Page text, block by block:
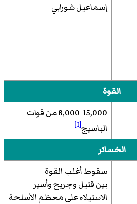
إسماعيل شورابي
القوة
8,000-15,000 من قوات
الباسيج[1]
الخسائر
سقوط أغلب القوة
بين قتيل وجريح وأسير
الاستيلاء على معظم الأسلحة